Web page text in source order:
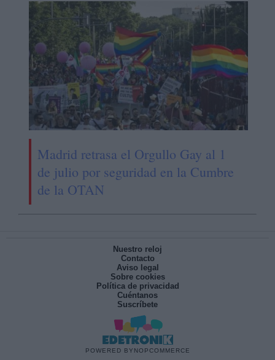
Madrid retrasa el Orgullo Gay al 1
de julio por seguridad en la Cumbre
de la OTAN
Nuestro reloj
Contacto
Aviso legal
Sobre cookies
Política de privacidad
Cuéntanos
Suscríbete
POWERED BY NOPCOMMERCE